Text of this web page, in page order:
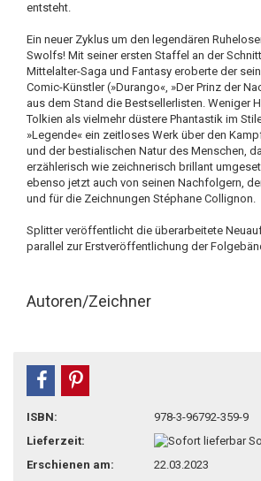
entsteht.
Ein neuer Zyklus um den legendären
Swolfs! Mit seiner ersten Staffel an der
Mittelalter-Saga und Fantasy eroberte der
Comic-Künstler (»Durango«, »Der Prinz der
aus dem Stand die Bestsellerlisten. Weniger
Tolkien als vielmehr düstere Phantastik im
»Legende« ein zeitloses Werk über den
und der bestialischen Natur des Menschen,
erzählerisch wie zeichnerisch brillant
ebenso jetzt auch von seinen Nachfolgern,
und für die Zeichnungen Stéphane Collignon.
Splitter veröffentlicht die überarbeitete
parallel zur Erstveröffentlichung der
Autoren/Zeichner
teilen
ISBN:
978-3-96792-359-9
Lieferzeit:
Erschienen am:
22.03.2023